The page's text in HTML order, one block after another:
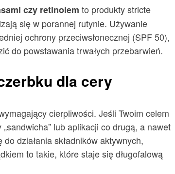
czy retinolem to produkty stricte
się w porannej rutynie. Używanie
ochrony przeciwsłonecznej (SPF 50),
do powstawania trwałych przebarwień.
dla cery
cierpliwości. Jeśli Twoim celem
lub aplikacji co drugą, a nawet
działania składników aktywnych,
to takie, które staje się długofalową